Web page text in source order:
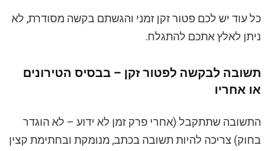
כל עוד יש לכם פטור זקן זמני והגשתם בקשה מסודרת, לא
ניתן לאלץ אתכם להתגלח.
תשובה לבקשה לפטור זקן – בבסיס הטירונים
או אחריו
התשובה שתתקבל (אחרי פרק זמן לא ידוע – לא הוגדר
בחוק) צריכה להיות תשובה בכתב, מנומקת ובחתימת קצין